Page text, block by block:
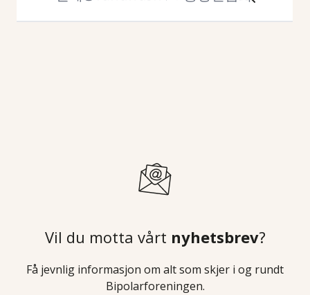
Vil du motta vårt nyhetsbrev?
Få jevnlig informasjon om alt som skjer i og rundt
Bipolarforeningen.